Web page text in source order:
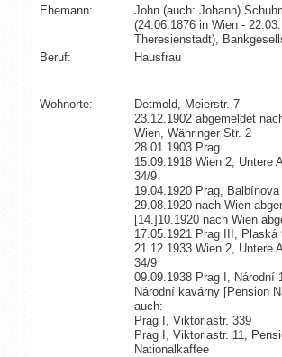
Ehemann:
John (auch: Johann)
(24.06.1876 in Wien -
Theresienstadt),
Beruf:
Hausfrau
Wohnorte:
Detmold, Meierstr. 7
23.12.1902 abgemeldet
Wien, Währinger Str. 2
28.01.1903 Prag
15.09.1918 Wien 2, Untere
34/9
19.04.1920 Prag, Balbínova
29.08.1920 nach Wien
[14.]10.1920 nach Wien
17.05.1921 Prag III, Plaská
21.12.1933 Wien 2, Untere
34/9
09.09.1938 Prag I, Národní
Národní kavárny [Pension
auch:
Prag I, Viktoriastr. 339
Prag I, Viktoriastr. 11,
Nationalkaffee